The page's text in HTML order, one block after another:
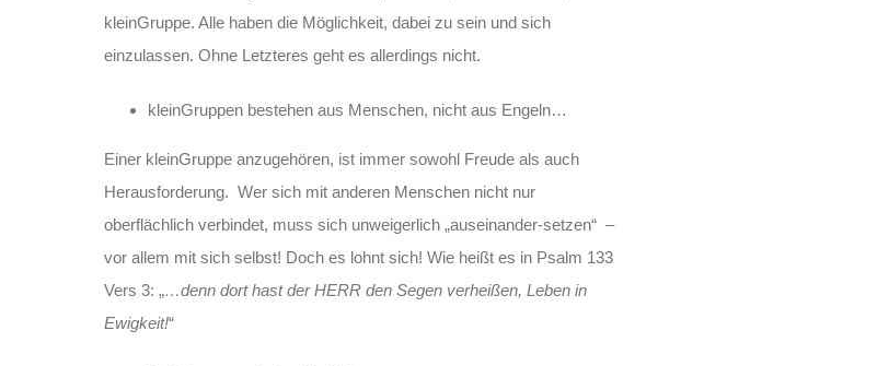
kleinGruppe. Alle haben die Möglichkeit, dabei zu sein und sich
einzulassen. Ohne Letzteres geht es allerdings nicht.
kleinGruppen bestehen aus Menschen, nicht aus Engeln…
Einer kleinGruppe anzugehören, ist immer sowohl Freude als auch
Herausforderung. Wer sich mit anderen Menschen nicht nur
oberflächlich verbindet, muss sich unweigerlich „auseinander-setzen“ –
vor allem mit sich selbst! Doch es lohnt sich! Wie heißt es in Psalm 133
Vers 3: „…denn dort hast der HERR den Segen verheißen, Leben in
Ewigkeit!“